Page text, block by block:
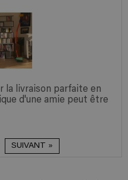
la livraison parfaite en
d'une amie peut être
SUIVANT »